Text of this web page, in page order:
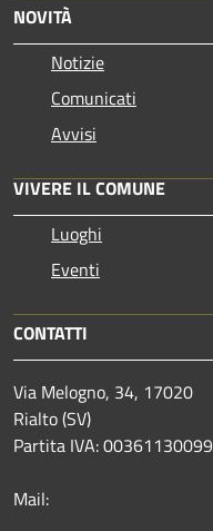
NOVITÀ
Notizie
Comunicati
Avvisi
VIVERE IL COMUNE
Luoghi
Eventi
CONTATTI
Via Melogno, 34, 17020
Rialto (SV)
Partita IVA: 00361130099
Mail: